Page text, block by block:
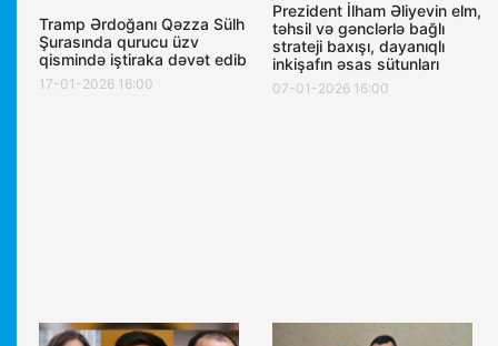
Tramp Ərdoğanı Qəzza Sülh
Şurasında qurucu üzv
qismində iştiraka dəvət edib
17-01-2026 16:00
Prezident İlham Əliyevin elm,
təhsil və gənclərlə bağlı
strateji baxışı, dayanıqlı
inkişafın əsas sütunları
07-01-2026 16:00